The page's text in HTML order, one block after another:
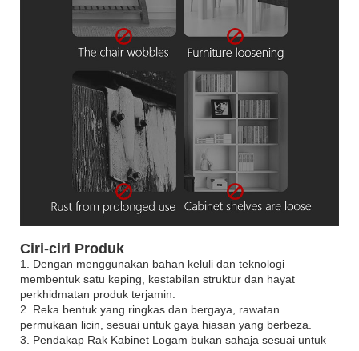
Ciri-ciri Produk
1. Dengan menggunakan bahan keluli dan teknologi
membentuk satu keping, kestabilan struktur dan hayat
perkhidmatan produk terjamin.
2. Reka bentuk yang ringkas dan bergaya, rawatan
permukaan licin, sesuai untuk gaya hiasan yang berbeza.
3. Pendakap Rak Kabinet Logam bukan sahaja sesuai untuk